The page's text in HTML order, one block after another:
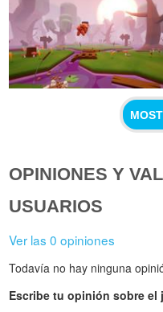
OPINIONES Y
USUARIOS
Ver las 0 opiniones
Todavía no hay ninguna
Escribe tu opinión sobre el